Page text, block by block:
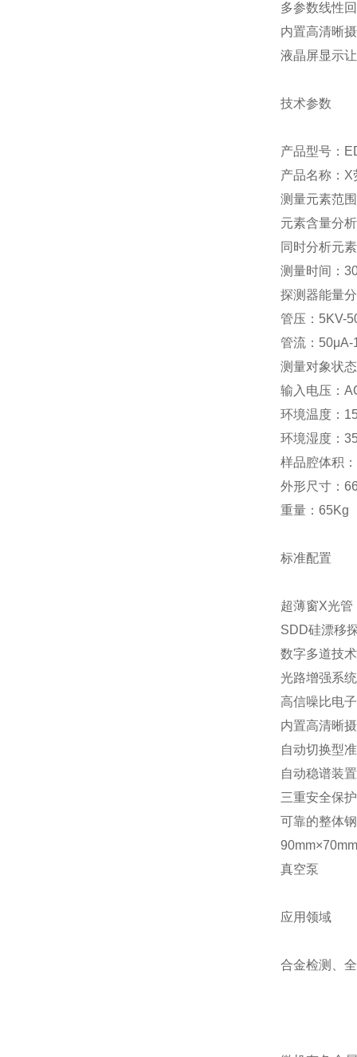
多参数线性
内置高清晰
液晶屏显示
技术参数
产品型号：
产品名称：X
测量元素范
元素含量分
同时分析元
测量时间：
探测器能量
管压：5KV-
管流：50μA-
测量对象状
输入电压：
环境温度：
环境湿度：
样品腔体积
外形尺寸：
重量：65Kg
标准配置
超薄窗X光管
SDD硅漂移
数字多道技术
光路增强系统
高信噪比电
内置高清晰
自动切换型
自动稳谱装置
三重安全保
可靠的整体
真空泵
应用领域
合金检测、